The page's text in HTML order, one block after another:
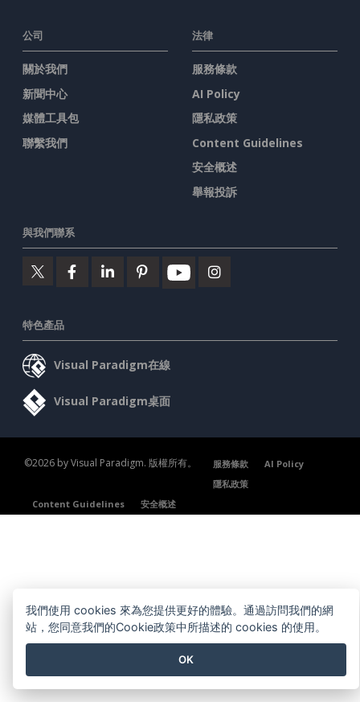
公司
關於我們
新聞中心
媒體工具包
聯繫我們
法律
服務條款
AI Policy
隱私政策
Content Guidelines
安全概述
舉報投訴
與我們聯系
特色產品
Visual Paradigm在線
Visual Paradigm桌面
©2026 by Visual Paradigm. 版權所有。 服務條款
AI Policy
隱私政策
Content Guidelines
安全概述
我們使用 cookies 來為您提供更好的體驗。通過訪問我們的網
站，您同意我們的Cookie政策中所描述的 cookies 的使用。
OK